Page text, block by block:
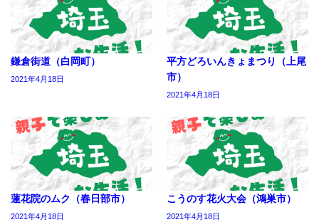
鎌倉街道（白岡町）
2021年4月18日
平方どろいんきょまつり（上尾
市）
2021年4月18日
蓮花院のムク（春日部市）
2021年4月18日
こうのす花火大会（鴻巣市）
2021年4月18日